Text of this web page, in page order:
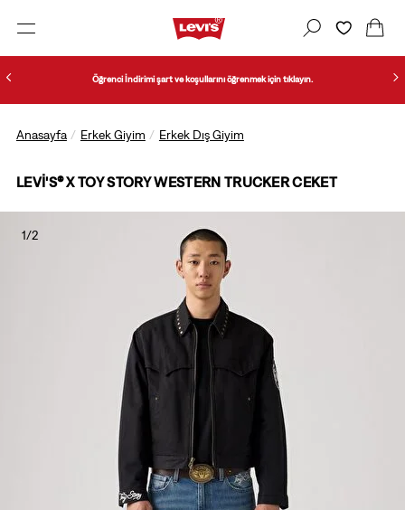
Öğrenci İndirimi şart ve koşullarını öğrenmek için tıklayın.
Anasayfa Erkek Giyim Erkek Dış Giyim
LEVI'S® X TOY STORY WESTERN TRUCKER CEKET
1/2